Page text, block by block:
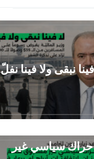
نبقى ولا فينا نفلّ
حراك سياسي غير